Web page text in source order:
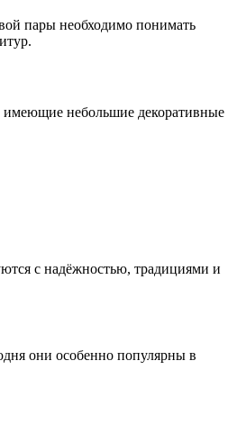
пары необходимо понимать
имеющие небольшие декоративные
с надёжностью, традициями и
они особенно популярны в